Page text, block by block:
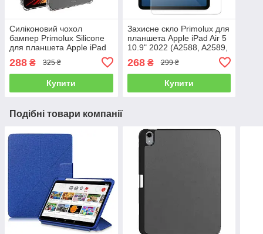
Силіконовий чохол
бампер Primolux Silicone
для планшета Apple iPad
Air 5 10.9" 2022 (A2588 /
A2589 / A2591) - Clear
288 ₴ 325 ₴
Купити
Захисне скло Primolux для
планшета Apple iPad Air 5
10.9" 2022 (A2588, A2589,
268₴ 299 ₴
Купити
Подібні товари компанії